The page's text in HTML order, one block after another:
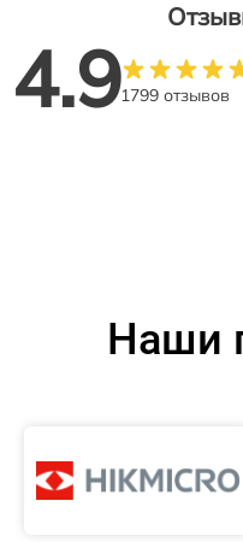
4.91799 отзывов
Наши